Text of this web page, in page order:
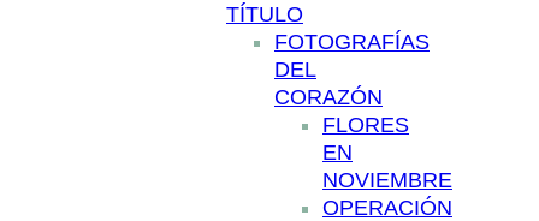
TÍTULO
FOTOGRAFÍAS
DEL
CORAZÓN
FLORES
EN
NOVIEMBRE
OPERACIÓN